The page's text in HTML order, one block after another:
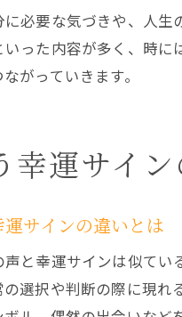
必要な気づきや、人
った内容が多く、時
がっていきます。
幸運サイ
サインの違いとは
と幸運サインは似て
選択や判断の際に現